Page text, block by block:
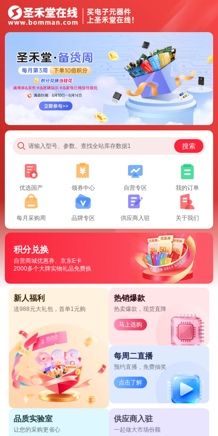
请输入型号、参数、查找全站库存数据1 搜索
优选国产 领券中心 自营专区 我的订单
每月采购周 品牌专区 供应商入驻 关于我们
积分兑换
自营商城优惠券、京东E卡
2000多个大牌实物礼品免费换
新人福利
送988元大礼包，首单1元购
热销爆款
热卖爆款，现货直降
马上选购
每周二直播
预约直播，免费抽奖
点击了解
品质实验室
让您的采购更省心
供应商入驻
一起做大市场份额